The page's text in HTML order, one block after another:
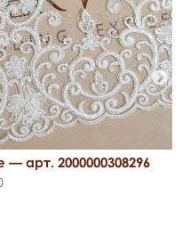
арт. 2000000308296